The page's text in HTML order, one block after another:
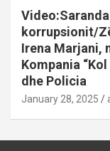
korrupsionit/
Irena Marjani,
Kompania
dhe Policia
January 28, 2025